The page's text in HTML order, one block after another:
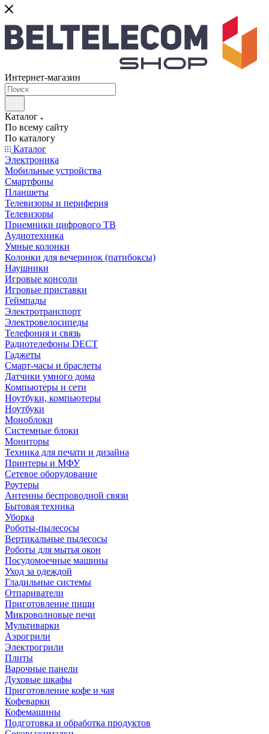
Интернет-магазин
Каталог
По всему сайту
По каталогу
Каталог
Электроника
Мобильные устройства
Смартфоны
Планшеты
Телевизоры и периферия
Телевизоры
Приемники цифрового ТВ
Аудиотехника
Умные колонки
Колонки для вечеринок (патибоксы)
Наушники
Игровые консоли
Игровые приставки
Геймпады
Электротранспорт
Электровелосипеды
Телефония и связь
Радиотелефоны DECT
Гаджеты
Смарт-часы и браслеты
Датчики умного дома
Компьютеры и сети
Ноутбуки, компьютеры
Ноутбуки
Моноблоки
Системные блоки
Мониторы
Техника для печати и дизайна
Принтеры и МФУ
Сетевое оборудование
Роутеры
Антенны беспроводной связи
Бытовая техника
Уборка
Роботы-пылесосы
Вертикальные пылесосы
Роботы для мытья окон
Посудомоечные машины
Уход за одеждой
Гладильные системы
Отпариватели
Приготовление пищи
Микроволновые печи
Мультиварки
Аэрогрили
Электрогрили
Плиты
Варочные панели
Духовые шкафы
Приготовление кофе и чая
Кофеварки
Кофемашины
Подготовка и обработка продуктов